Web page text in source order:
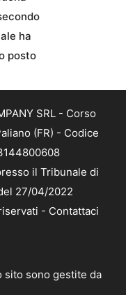
ha
posto
SRL - Corso
(FR) - Codice
il Tribunale di
27/04/2022
- Contattaci
sito sono gestite da